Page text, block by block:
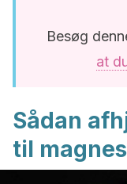
Besøg
at
Sådan
til